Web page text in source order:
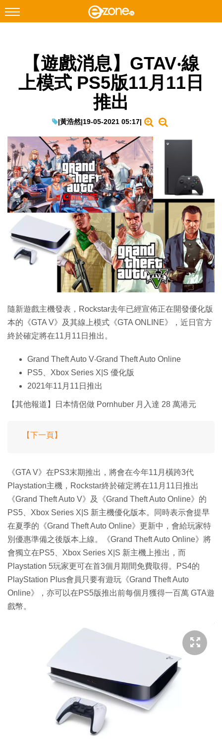
Facebook Instagram
科技焦點
教學評測
EduTech
IT Times
生成式AI與雲端應用
Enterprise Digital Transformation
特集
【遊戲消息】GTAV‧線
上模式 PS5版11月11日
推出
|黃浩然|19-05-2021 05:17|
隨新遊戲主機發表，Rockstar去年已經宣佈正在開發優化版
本的《GTA V》及其線上模式《GTA ONLINE》，近日官方
終於確定將在11月11日推出。
Grand Theft Auto V‧Grand Theft Auto Online
PS5、Xbox Series X|S 優化版
2021年11月11日推出
【其他報道】日本情侶做 Pornhuber 月入達 28 萬港元
【下一頁】
《GTA V》在PS3末期推出，將會在今年11月橫跨3代
Playstation主機，Rockstar終於確定將在11月11日推出
《Grand Theft Auto V》及《Grand Theft Auto Online》的
PS5、Xbox Series X|S 新主機優化版本。同時表示會提早
在夏季的《Grand Theft Auto Online》更新中，會給玩家特
別優惠準備之後版本上線。《Grand Theft Auto Online》將
會獨立在PS5、Xbox Series X|S 新主機上推出，而
Playstation 5玩家更可在首3個月期間免費取得。PS4的
PlayStation Plus會員只要有遊玩《Grand Theft Auto
Online》，亦可以在PS5版推出前每個月獲得一百萬 GTA遊
戲幣。